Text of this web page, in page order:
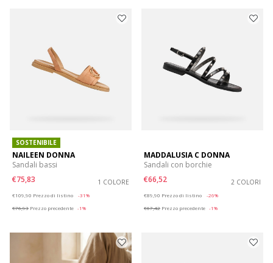
SOSTENIBILE
NAILEEN DONNA
Sandali bassi
€75,83
1 COLORE
€109,90 Prezzo di listino
-31%
€76,93 Prezzo precedente -1%
MADDALUSIA C DONNA
Sandali con borchie
€66,52
2 COLORI
€89,90 Prezzo di listino
-26%
€67,42 Prezzo precedente -1%